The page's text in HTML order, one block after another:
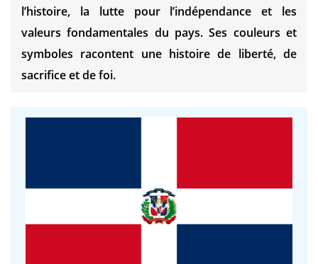
l’histoire, la lutte pour l’indépendance et les
valeurs fondamentales du pays. Ses couleurs et
symboles racontent une histoire de liberté, de
sacrifice et de foi.